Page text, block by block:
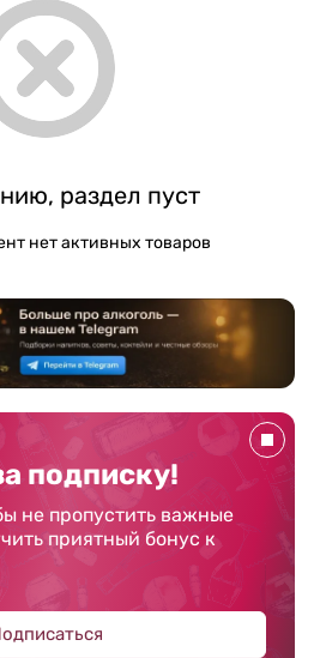
раздел пуст
нет активных товаров
подписку!
не пропустить важные
приятный бонус к